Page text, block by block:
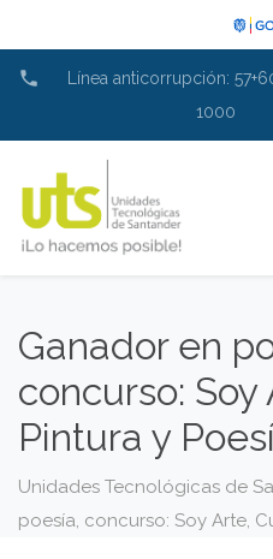
phone
Línea anticorrupción:
1000
Ganador en
concurso:
Pintura y
Unidades Tecnológicas de
poesía, concurso: Soy Arte,